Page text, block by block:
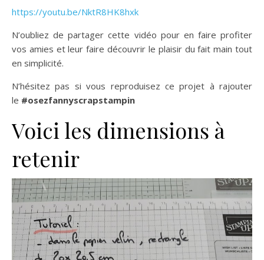
https://youtu.be/NktR8HK8hxk
N’oubliez de partager cette vidéo pour en faire profiter
vos amies et leur faire découvrir le plaisir du fait main tout
en simplicité.
N’hésitez pas si vous reproduisez ce projet à rajouter
le #osezfannyscrapstampin
Voici les dimensions à
retenir